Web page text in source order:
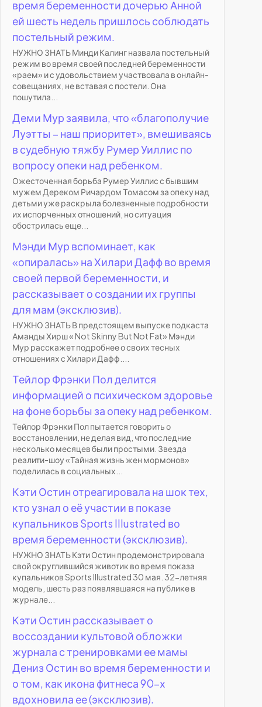
время беременности дочерью Анной
ей шесть недель пришлось соблюдать
постельный режим.
НУЖНО ЗНАТЬ Минди Калинг назвала постельный
режим во время своей последней беременности
«раем» и с удовольствием участвовала в онлайн-
совещаниях, не вставая с постели. Она
пошутила...
Деми Мур заявила, что «благополучие
Луэтты – наш приоритет», вмешиваясь
в судебную тяжбу Румер Уиллис по
вопросу опеки над ребенком.
Ожесточенная борьба Румер Уиллис с бывшим
мужем Дереком Ричардом Томасом за опеку над
детьми уже раскрыла болезненные подробности
их испорченных отношений, но ситуация
обострилась еще...
Мэнди Мур вспоминает, как
«опиралась» на Хилари Дафф во время
своей первой беременности, и
рассказывает о создании их группы
для мам (эксклюзив).
НУЖНО ЗНАТЬ В предстоящем выпуске подкаста
Аманды Хирш « Not Skinny But Not Fat» Мэнди
Мур расскажет подробнее о своих тесных
отношениях с Хилари Дафф....
Тейлор Фрэнки Пол делится
информацией о психическом здоровье
на фоне борьбы за опеку над ребенком.
Тейлор Фрэнки Пол пытается говорить о
восстановлении, не делая вид, что последние
несколько месяцев были простыми. Звезда
реалити-шоу «Тайная жизнь жен мормонов»
поделилась в социальных...
Кэти Остин отреагировала на шок тех,
кто узнал о её участии в показе
купальников Sports Illustrated во
время беременности (эксклюзив).
НУЖНО ЗНАТЬ Кэти Остин продемонстрировала
свой округлившийся животик во время показа
купальников Sports Illustrated 30 мая. 32-летняя
модель, шесть раз появлявшаяся на публике в
журнале...
Кэти Остин рассказывает о
воссоздании культовой обложки
журнала с тренировками ее мамы
Дениз Остин во время беременности и
о том, как икона фитнеса 90-х
вдохновила ее (эксклюзив).